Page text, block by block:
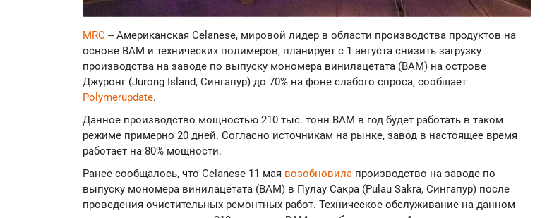
MRC -- Американская Celanese, мировой лидер в области производства продуктов на
основе ВАМ и технических полимеров, планирует с 1 августа снизить загрузку
производства на заводе по выпуску мономера винилацетата (ВАМ) на острове
Джуронг (Jurong Island, Сингапур) до 70% на фоне слабого спроса, сообщает
Polymerupdate.
Данное производство мощностью 210 тыс. тонн ВАМ в год будет работать в таком
режиме примерно 20 дней. Согласно источникам на рынке, завод в настоящее время
работает на 80% мощности.
Ранее сообщалось, что Celanese 11 мая возобновила производство на заводе по
выпуску мономера винилацетата (ВАМ) в Пулау Сакра (Pulau Sakra, Сингапур) после
проведения очистительных ремонтных работ. Техническое обслуживание на данном